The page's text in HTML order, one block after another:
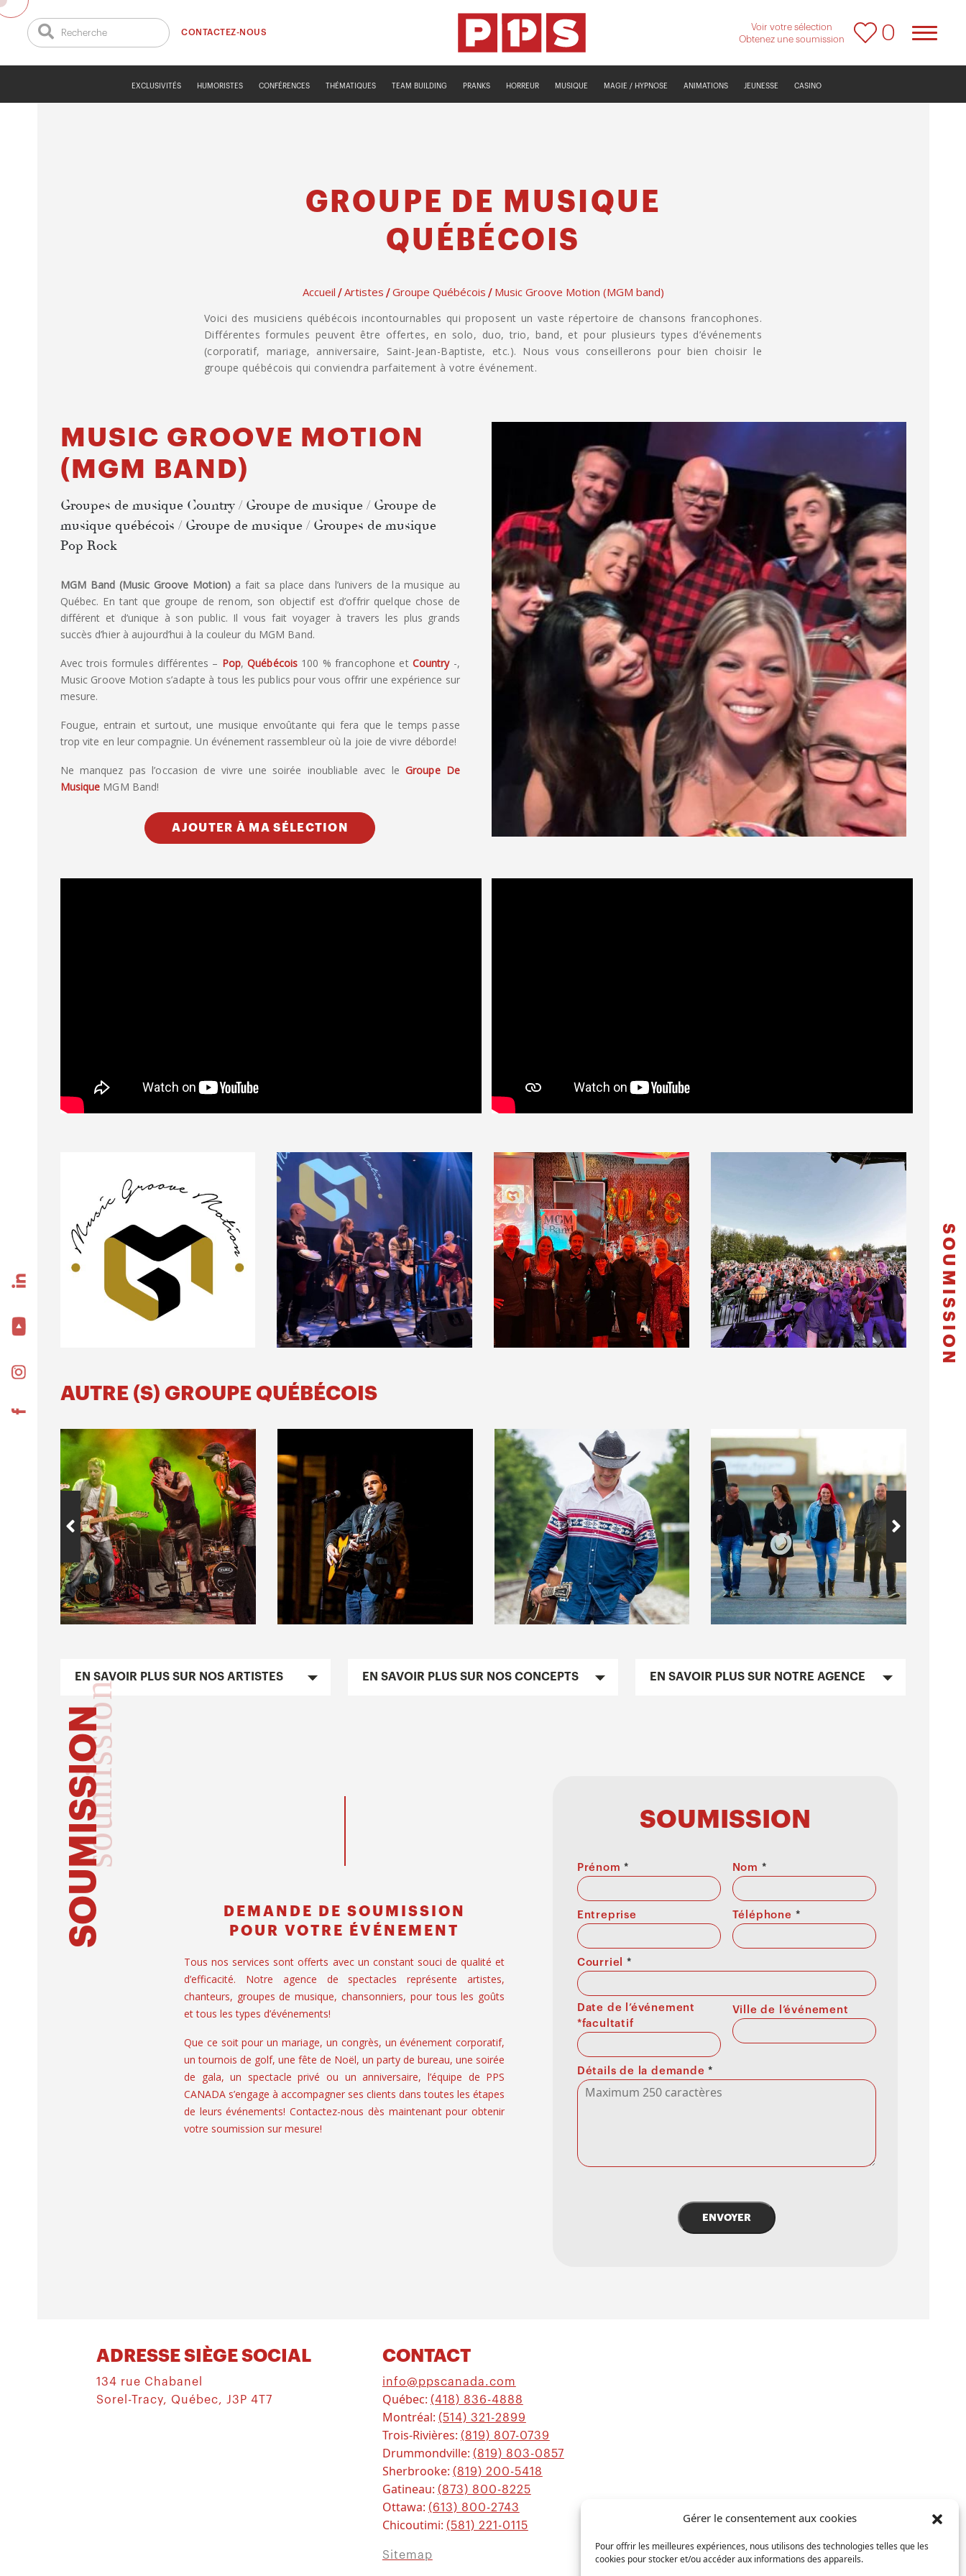
Gérer le consentement aux cookies
Pour offrir les meilleures expériences, nous utilisons des technologies telles que les
cookies pour stocker et/ou accéder aux informations des appareils.
CONTACTEZ-NOUS
Voir votre sélection
Obtenez une soumission
0
EXCLUSIVITÉS HUMORISTES CONFÉRENCES THÉMATIQUES TEAM BUILDING PRANKS HORREUR MUSIQUE MAGIE / HYPNOSE ANIMATIONS JEUNESSE CASINO
SOUMISSION
GROUPE DE MUSIQUE
QUÉBÉCOIS
Accueil / Artistes / Groupe Québécois / Music Groove Motion (MGM band)
Voici des musiciens québécois incontournables qui proposent un vaste répertoire de chansons francophones.
Différentes formules peuvent être offertes, en solo, duo, trio, band, et pour plusieurs types d’événements
(corporatif, mariage, anniversaire, Saint-Jean-Baptiste, etc.). Nous vous conseillerons pour bien choisir le
groupe québécois qui conviendra parfaitement à votre événement.
MUSIC GROOVE MOTION
(MGM BAND)
Groupes de musique Country / Groupe de musique / Groupe de
musique québécois / Groupe de musique / Groupes de musique
Pop Rock
MGM Band (Music Groove Motion)a fait sa place dans l’univers de la musique au
Québec. En tant que groupe de renom, son objectif est d’offrir quelque chose de
différent et d’unique à son public. Il vous fait voyager à travers les plus grands
succès d’hier à aujourd’hui à la couleur du MGM Band.
Avec trois formules différentes – Pop,Québécois 100 % francophone et Country-,
Music Groove Motion s’adapte à tous les publics pour vous offrir une expérience sur
mesure.
Fougue, entrain et surtout, une musique envoûtante qui fera que le temps passe
trop vite en leur compagnie. Un événement rassembleur où la joie de vivre déborde!
Ne manquez pas l’occasion de vivre une soirée inoubliable avec leGroupe De
Musique MGM Band!
AJOUTER À MA SÉLECTION
AUTRE (S) GROUPE QUÉBÉCOIS
EN SAVOIR PLUS SUR NOS ARTISTES EN SAVOIR PLUS SUR NOS CONCEPTS EN SAVOIR PLUS SUR NOTRE AGENCE
SOUMISSION
soumission
DEMANDE DE SOUMISSION
POUR VOTRE ÉVÉNEMENT
Tous nos services sont offerts avec un constant souci de qualité et
d’efficacité. Notre agence de spectacles représente artistes,
chanteurs, groupes de musique, chansonniers, pour tous les goûts
et tous les types d’événements!
Que ce soit pour un mariage, un congrès, un événement corporatif,
un tournois de golf, une fête de Noël, un party de bureau, une soirée
de gala, un spectacle privé ou un anniversaire, l’équipe de PPS
CANADA s’engage à accompagner ses clients dans toutes les étapes
de leurs événements! Contactez-nous dès maintenant pour obtenir
votre soumission sur mesure!
SOUMISSION
Prénom* Nom *
Entreprise Téléphone *
Courriel *
Date de l’événement
*facultatif
Ville de l’événement
Détails de la demande*
ENVOYER
ADRESSE SIÈGE SOCIAL
134 rue Chabanel
Sorel-Tracy, Québec, J3P 4T7
CONTACT
info@ppscanada.com
Québec: (418) 836-4888
Montréal: (514) 321-2899
Trois-Rivières: (819) 807-0739
Drummondville: (819) 803-0857
Sherbrooke: (819) 200-5418
Gatineau: (873) 800-8225
Ottawa: (613) 800-2743
Chicoutimi: (581) 221-0115
Sitemap